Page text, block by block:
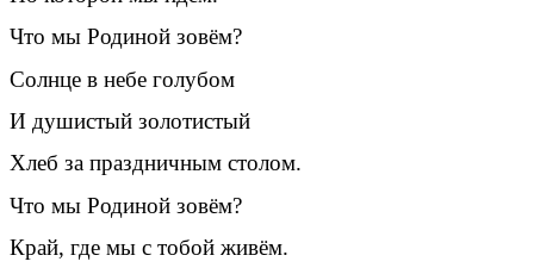
Что мы Родиной зовём?
Солнце в небе голубом
И душистый золотистый
Хлеб за праздничным столом.
Что мы Родиной зовём?
Край, где мы с тобой живём.